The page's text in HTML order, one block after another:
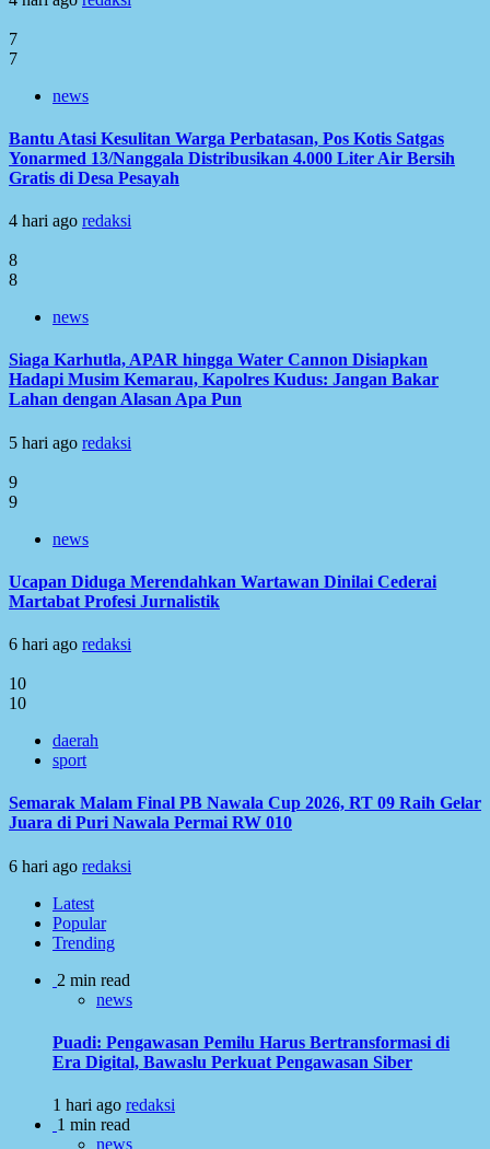
7
7
news
Bantu Atasi Kesulitan Warga Perbatasan, Pos Kotis Satgas
Yonarmed 13/Nanggala Distribusikan 4.000 Liter Air Bersih
Gratis di Desa Pesayah
4 hari ago redaksi
8
8
news
Siaga Karhutla, APAR hingga Water Cannon Disiapkan
Hadapi Musim Kemarau, Kapolres Kudus: Jangan Bakar
Lahan dengan Alasan Apa Pun
5 hari ago redaksi
9
9
news
Ucapan Diduga Merendahkan Wartawan Dinilai Cederai
Martabat Profesi Jurnalistik
6 hari ago redaksi
10
10
daerah
sport
Semarak Malam Final PB Nawala Cup 2026, RT 09 Raih Gelar
Juara di Puri Nawala Permai RW 010
6 hari ago redaksi
Latest
Popular
Trending
2 min read
news
Puadi: Pengawasan Pemilu Harus Bertransformasi di
Era Digital, Bawaslu Perkuat Pengawasan Siber
1 hari ago redaksi
1 min read
news